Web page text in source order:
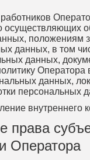
осуществляющих
положениям
данных, в том
данных,
Оператора
данных,
персональных
внутреннего
права
Оператора